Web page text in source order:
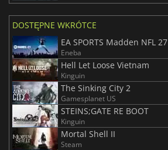
DOSTĘPNE WKRÓTCE
EA SPORTS Madden NFL 27
Eneba
Hell Let Loose Vietnam
Kinguin
The Sinking City 2
Gamesplanet US
STEINS;GATE RE BOOT
Kinguin
Mortal Shell II
Steam